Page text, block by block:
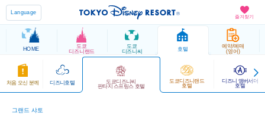
즐겨찾기
Language
HOME
도쿄
디즈니랜드
도쿄
디즈니씨
호텔
예약/예매
(영어)
처음 오신 분께 디즈니호텔 도쿄디즈니씨
판타지 스프링스 호텔
도쿄디즈니랜드
호텔
디즈니 앰버서더
호텔
그랜드 샤토